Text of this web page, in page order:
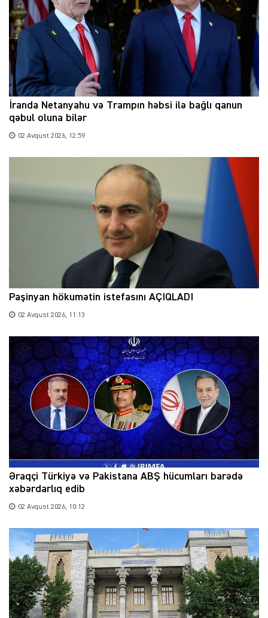
İranda Netanyahu və Trampın həbsi ilə bağlı qanun
qəbul oluna bilər
02 Avqust 2026, 12:59
Paşinyan hökumətin istefasını AÇIQLADI
02 Avqust 2026, 11:13
Əraqçi Türkiyə və Pakistana ABŞ hücumları barədə
xəbərdarlıq edib
02 Avqust 2026, 10:12